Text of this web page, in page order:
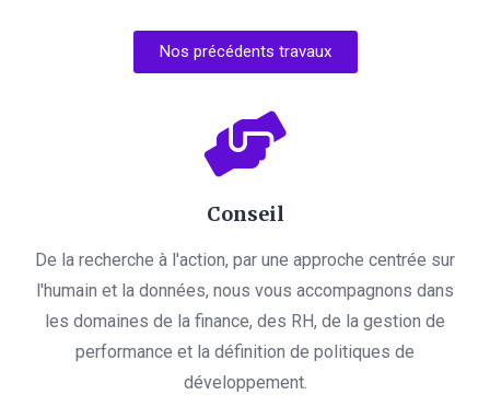
Nos précédents travaux
Conseil
De la recherche à l'action, par une approche centrée sur
l'humain et la données, nous vous accompagnons dans
les domaines de la finance, des RH, de la gestion de
performance et la définition de politiques de
développement.